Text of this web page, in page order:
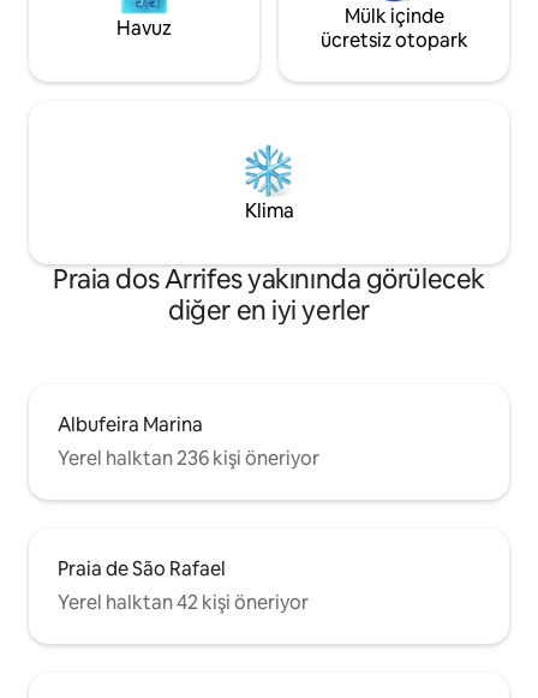
Havuz
Mülk içinde
ücretsiz otopark
Klima
Praia dos Arrifes yakınında görülecek
diğer en iyi yerler
Albufeira Marina
Yerel halktan 236 kişi öneriyor
Praia de São Rafael
Yerel halktan 42 kişi öneriyor